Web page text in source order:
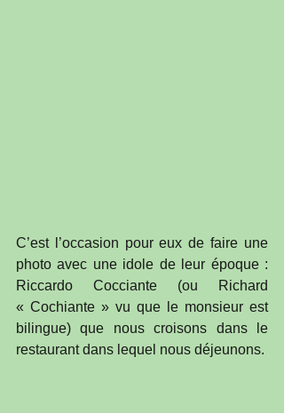
C’est l’occasion pour eux de faire une
photo avec une idole de leur époque :
Riccardo Cocciante (ou Richard
« Cochiante » vu que le monsieur est
bilingue) que nous croisons dans le
restaurant dans lequel nous déjeunons.